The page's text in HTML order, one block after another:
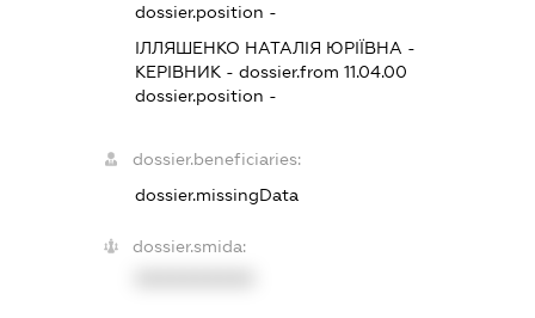
dossier.position -
ІЛЛЯШЕНКО НАТАЛІЯ ЮРІЇВНА -
КЕРІВНИК - dossier.from 11.04.00
dossier.position -
dossier.beneficiaries:
dossier.missingData
dossier.smida: